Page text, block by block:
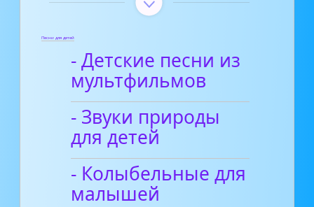
Песни для детей
- Детские песни из
мультфильмов
- Звуки природы
для детей
- Колыбельные для
малышей